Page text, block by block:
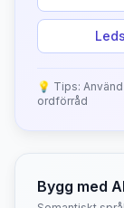
💡 Tips:
ordförråd
Bygg med